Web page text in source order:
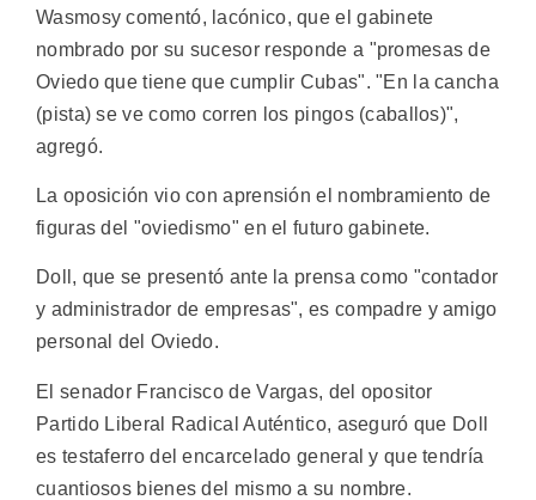
Wasmosy comentó, lacónico, que el gabinete
nombrado por su sucesor responde a "promesas de
Oviedo que tiene que cumplir Cubas". "En la cancha
(pista) se ve como corren los pingos (caballos)",
agregó.
La oposición vio con aprensión el nombramiento de
figuras del "oviedismo" en el futuro gabinete.
Doll, que se presentó ante la prensa como "contador
y administrador de empresas", es compadre y amigo
personal del Oviedo.
El senador Francisco de Vargas, del opositor
Partido Liberal Radical Auténtico, aseguró que Doll
es testaferro del encarcelado general y que tendría
cuantiosos bienes del mismo a su nombre.